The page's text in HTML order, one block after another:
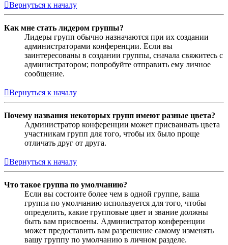
Вернуться к началу
Как мне стать лидером группы?
Лидеры групп обычно назначаются при их создании
администраторами конференции. Если вы
заинтересованы в создании группы, сначала свяжитесь с
администратором; попробуйте отправить ему личное
сообщение.
Вернуться к началу
Почему названия некоторых групп имеют разные цвета?
Администратор конференции может присваивать цвета
участникам групп для того, чтобы их было проще
отличать друг от друга.
Вернуться к началу
Что такое группа по умолчанию?
Если вы состоите более чем в одной группе, ваша
группа по умолчанию используется для того, чтобы
определить, какие групповые цвет и звание должны
быть вам присвоены. Администратор конференции
может предоставить вам разрешение самому изменять
вашу группу по умолчанию в личном разделе.